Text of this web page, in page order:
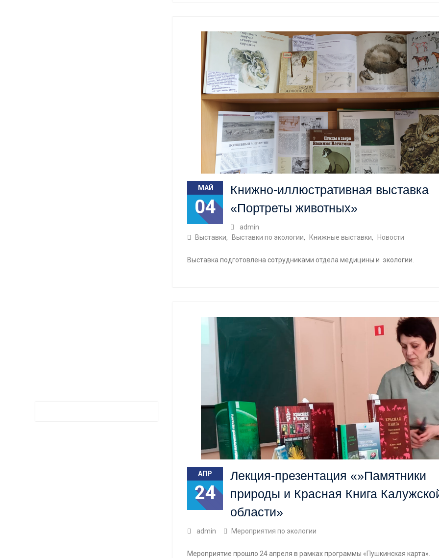
МАЙ
04
Книжно-иллюстративная выставка
«Портреты животных»
admin
Выставки, Выставки по экологии, Книжные выставки, Новости
Выставка подготовлена сотрудниками отдела медицины и экологии.
АПР
24
Лекция-презентация «»Памятники
природы и Красная Книга
области»
admin Мероприятия по экологии
Мероприятие прошло 24 апреля в рамках программы «Пушкинская карта».